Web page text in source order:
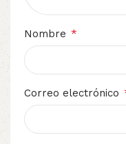
Nombre *
Correo electrónico